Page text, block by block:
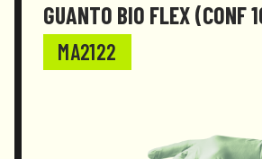
GUANTO BIO FLEX (CONF
MA2122